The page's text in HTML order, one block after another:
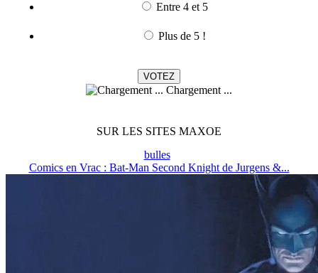
Entre 4 et 5
Plus de 5 !
Chargement ...
SUR LES SITES MAXOE
bulles
Comics en Vrac : Bat-Man Second Knight de Jurgens &...